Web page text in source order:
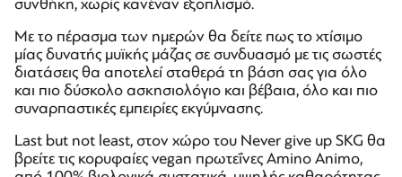
συνθήκη, χωρίς κανέναν εξοπλισμό.
Με το πέρασμα των ημερών θα δείτε πως το χτίσιμο
μίας δυνατής μυϊκής μάζας σε συνδυασμό με τις σωστές
διατάσεις θα αποτελεί σταθερά τη βάση σας για όλο
και πιο δύσκολο ασκησιολόγιο και βέβαια, όλο και πιο
συναρπαστικές εμπειρίες εκγύμνασης.
Last but not least, στον χώρο του Never give up SKG θα
βρείτε τις κορυφαίες vegan πρωτεΐνες Amino Animo,